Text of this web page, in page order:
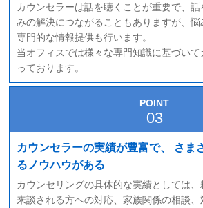
カウンセラーは話を聴くことが重要で、
みの解決につながることもありますが、
専門的な情報提供も行います。
当オフィスでは様々な専門知識に基づい
っております。
POINT
カウンセラーの実績が豊富で、
さま
るノウハウがある
カウンセリングの具体的な実績としては
来談される方への対応、家族関係の相談